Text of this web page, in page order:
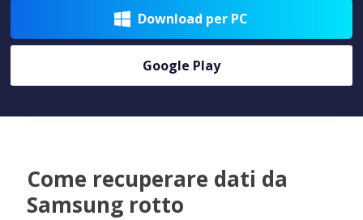
 Download per PC
Google Play
Come recuperare dati da
Samsung rotto